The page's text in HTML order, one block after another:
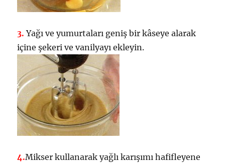
3. Yağı ve yumurtaları geniş bir kâseye alarak
içine şekeri ve vanilyayı ekleyin.
4.Mikser kullanarak yağlı karışımı hafifleyene